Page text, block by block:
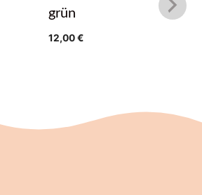
grün
12,00€